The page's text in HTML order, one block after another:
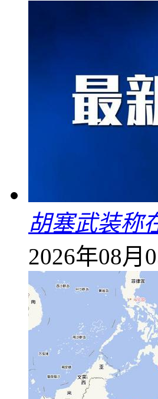
胡塞武装称
2026年08月